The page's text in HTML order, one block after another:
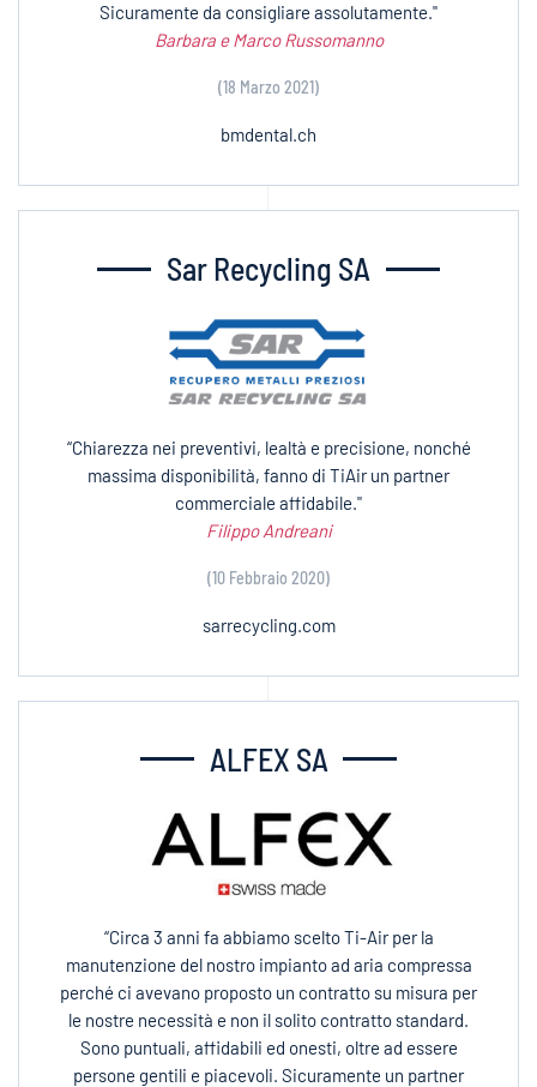
Sicuramente da consigliare assolutamente."
Barbara e Marco Russomanno
(18 Marzo 2021)
bmdental.ch
Sar Recycling SA
“Chiarezza nei preventivi, lealtà e precisione, nonché
massima disponibilità, fanno di TiAir un partner
commerciale affidabile."
Filippo Andreani
(10 Febbraio 2020)
sarrecycling.com
ALFEX SA
“Circa 3 anni fa abbiamo scelto Ti-Air per la
manutenzione del nostro impianto ad aria compressa
perché ci avevano proposto un contratto su misura per
le nostre necessità e non il solito contratto standard.
Sono puntuali, affidabili ed onesti, oltre ad essere
persone gentili e piacevoli. Sicuramente un partner